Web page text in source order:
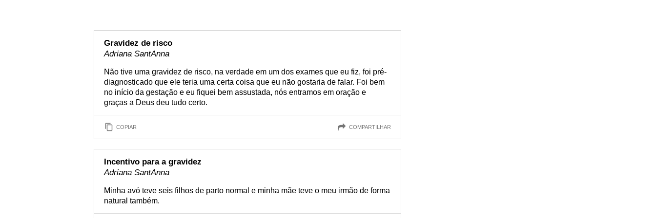
Gravidez de risco
Adriana SantAnna
Não tive uma gravidez de risco, na verdade em um dos exames que eu fiz, foi pré-
diagnosticado que ele teria uma certa coisa que eu não gostaria de falar. Foi bem
no início da gestação e eu fiquei bem assustada, nós entramos em oração e
graças a Deus deu tudo certo.
COPIAR COMPARTILHAR
Incentivo para a gravidez
Adriana SantAnna
Minha avó teve seis filhos de parto normal e minha mãe teve o meu irmão de forma
natural também.